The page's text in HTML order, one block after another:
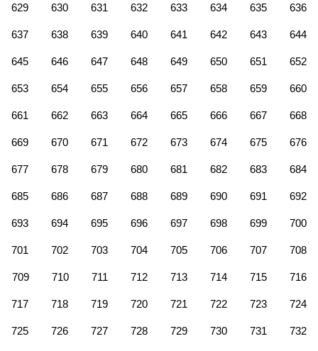
629 630 631 632 633 634 635 636
637 638 639 640 641 642 643 644
645 646 647 648 649 650 651 652
653 654 655 656 657 658 659 660
661 662 663 664 665 666 667 668
669 670 671 672 673 674 675 676
677 678 679 680 681 682 683 684
685 686 687 688 689 690 691 692
693 694 695 696 697 698 699 700
701 702 703 704 705 706 707 708
709 710 711 712 713 714 715 716
717 718 719 720 721 722 723 724
725 726 727 728 729 730 731 732